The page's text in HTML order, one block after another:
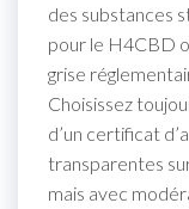
des substances
pour le H4CBD
grise
Choisissez
d’un certificat
transparentes
mais avec